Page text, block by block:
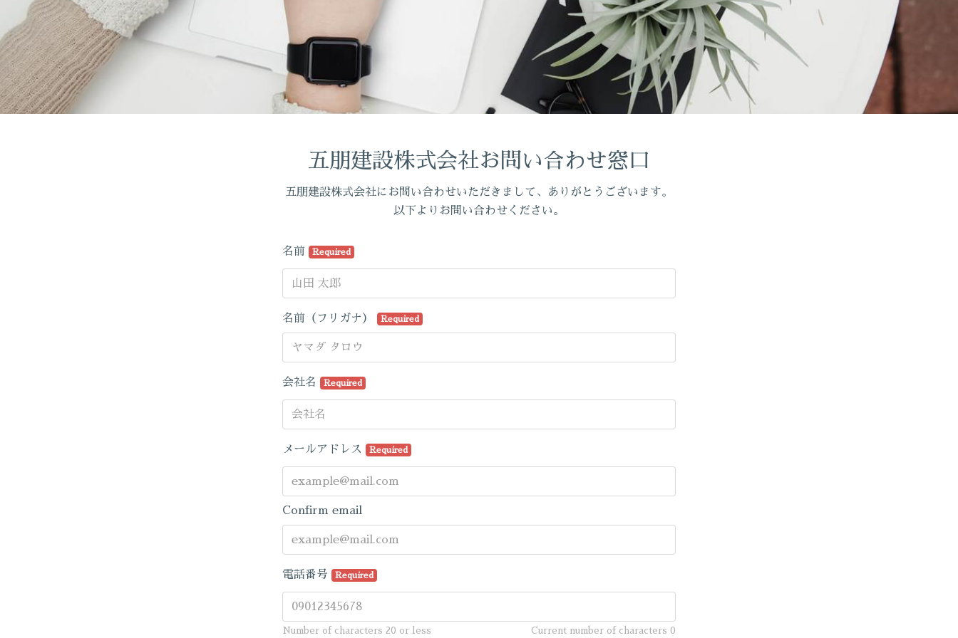
五朋建設株式会社お問い合わせ窓口
五朋建設株式会社にお問い合わせいただきまして、ありがとうございます。
以下よりお問い合わせください。
名前 Required
名前（フリガナ） Required
会社名 Required
メールアドレス Required
Confirm email
電話番号 Required
Number of characters 20 or less Current number of characters 0